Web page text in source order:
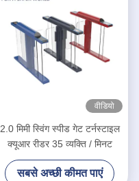
वीडियो
2.0 मिमी स्विंग स्पीड गेट टर्नस्टाइल
क्यूआर रीडर 35 व्यक्ति / मिनट
सबसे अच्छी कीमत पाएं